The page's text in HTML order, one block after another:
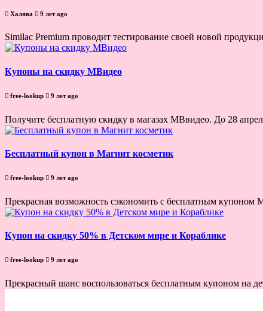
Халява 9 лет ago
Similac Premium проводит тестирование своей новой
Купоны на скидку МВидео
free-lookup 9 лет ago
Получите бесплатную скидку в магазах МВвидео. До 28
Бесплатный купон в Магнит косметик
free-lookup 9 лет ago
Прекрасная возможность сэкономить с бесплатным
Купон на скидку 50% в Детском мире и Кораблике
free-lookup 9 лет ago
Прекрасный шанс воспользоваться бесплатным купоном на